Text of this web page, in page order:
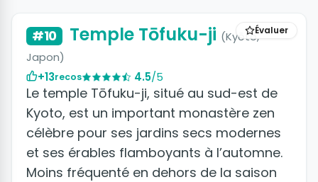
Évaluer
#10 Temple Tōfuku-ji (Kyōto,
Japon)
+13recos 4.5/5
Le temple Tōfuku-ji, situé au sud-est de
Kyoto, est un important monastère zen
célèbre pour ses jardins secs modernes
et ses érables flamboyants à l’automne.
Moins fréquenté en dehors de la saison